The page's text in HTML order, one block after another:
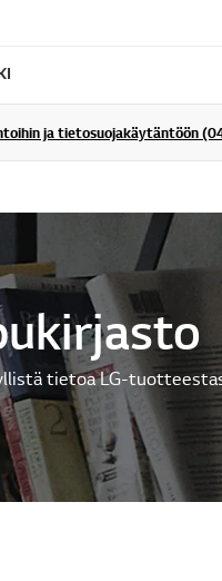
ja tietosuojakäytäntöön
tietoa LG-